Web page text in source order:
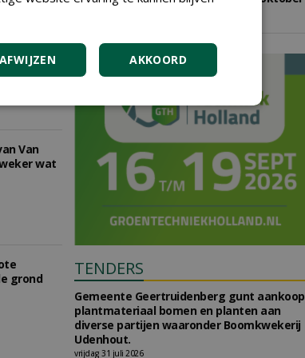
Van
wat
grond
TENDERS
Gemeente Geertruidenberg gunt aankoop
plantmateriaal bomen en planten aan
diverse partijen waaronder Boomkwekerij
Udenhout.
vrijdag 31 juli 2026
AKKOORD
AFWIJZEN